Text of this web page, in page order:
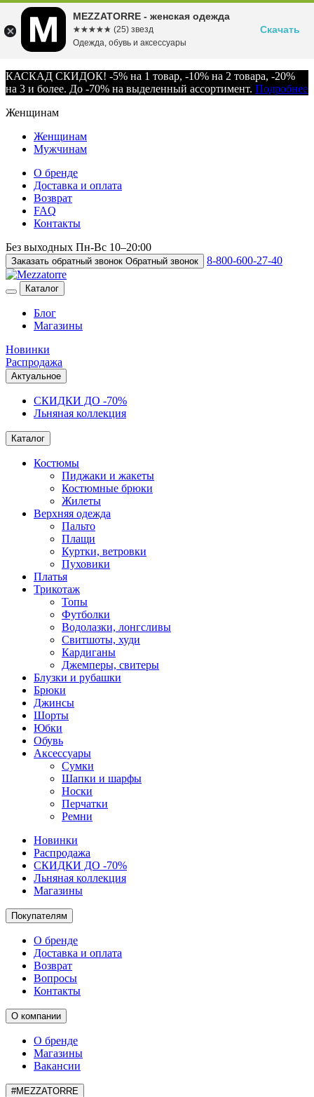
КАСКАД СКИДОК! -5% на 1 товар, -10% на 2 товара, -20%
на 3 и более. До -70% на выделенный ассортимент. Подробнее
Женщинам
Женщинам
Мужчинам
О бренде
Доставка и оплата
Возврат
FAQ
Контакты
Без выходных Пн-Вс 10–20:00
Заказать обратный звонок Обратный звонок 8-800-600-27-40
Каталог
Блог
Магазины
Новинки
Распродажа
Актуальное
СКИДКИ ДО -70%
Льняная коллекция
Каталог
Костюмы
Пиджаки и жакеты
Костюмные брюки
Жилеты
Верхняя одежда
Пальто
Плащи
Куртки, ветровки
Пуховики
Платья
Трикотаж
Топы
Футболки
Водолазки, лонгсливы
Свитшоты, худи
Кардиганы
Джемперы, свитеры
Блузки и рубашки
Брюки
Джинсы
Шорты
Юбки
Обувь
Аксессуары
Сумки
Шапки и шарфы
Носки
Перчатки
Ремни
Новинки
Распродажа
СКИДКИ ДО -70%
Льняная коллекция
Магазины
Покупателям
О бренде
Доставка и оплата
Возврат
Вопросы
Контакты
О компании
О бренде
Магазины
Вакансии
#MEZZATORRE
MEZZATORRE - женская одежда
☆☆☆☆☆
★★★★★ (25) звезд
Одежда, обувь и аксессуары
Скачать